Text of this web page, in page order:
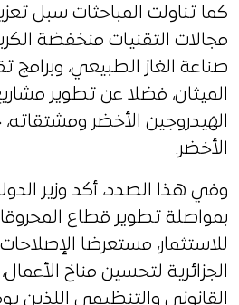
كما تناولت المباحثات سبل
مجالات التقنيات منخفضة
صناعة الغاز الطبيعي، وبرامج
الميثان، فضلا عن تطوير
الهيدروجين الأخضر
الأخضر.
وفي هذا الصدد، أكد وزير الدولة
بمواصلة تطوير قطاع
للاستثمار، مستعرضا
الجزائرية لتحسين مناخ
القانوني والتنظيمي اللذين